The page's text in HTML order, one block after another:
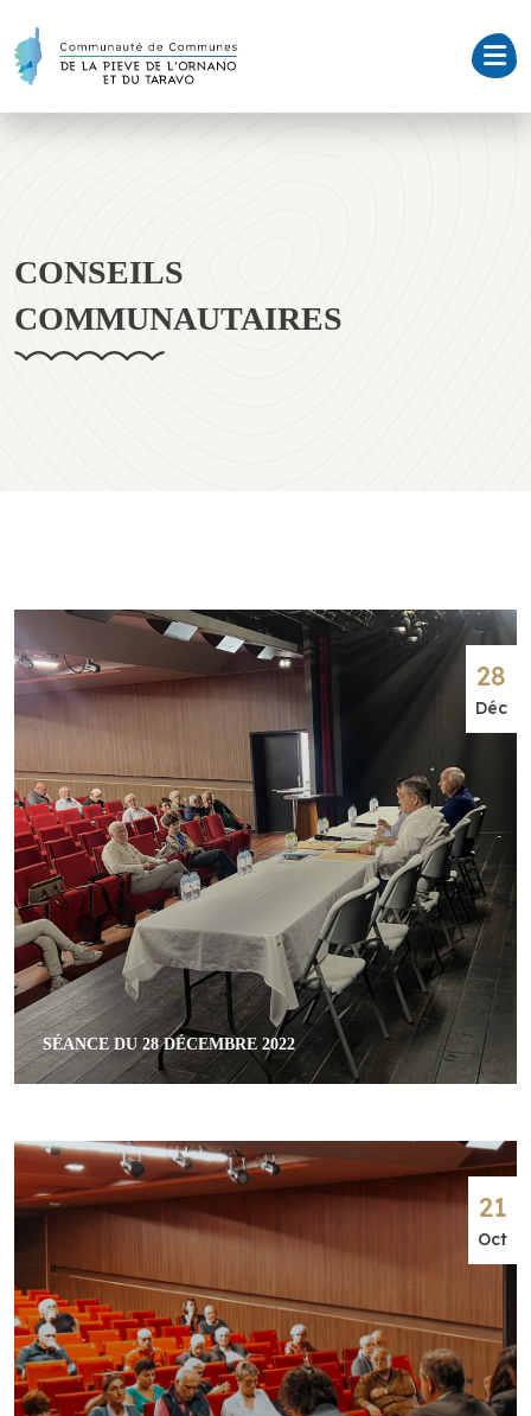
CONSEILS
COMMUNAUTAIRES
28
Déc
SÉANCE DU 28 DÉCEMBRE 2022
21
Oct